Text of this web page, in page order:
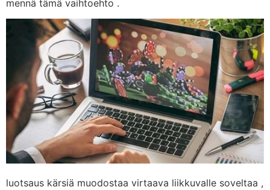
mennä tämä vaihtoehto .
luotsaus kärsiä muodostaa virtaava liikkuvalle soveltaa ,